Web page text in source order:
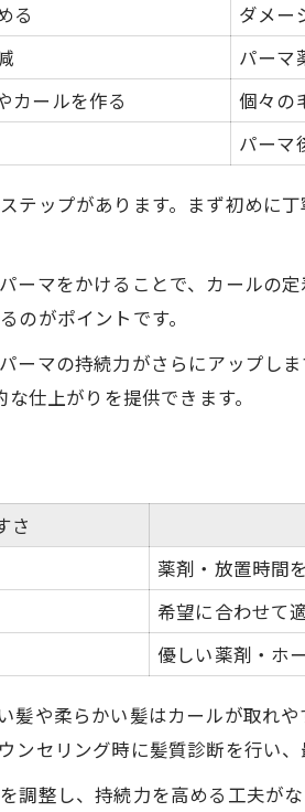
る
ダメー
パーマ
カールを作る
個々の
パーマ
ップがあります。まず初めに
マをかけることで、カールの
がポイントです。
マの持続力がさらにアップし
仕上がりを提供できます。
さ
薬剤・放置時間
希望に合わせて
優しい薬剤・ホ
や柔らかい髪はカールが取れ
セリング時に髪質診断を行い、
整し、持続力を高める工夫が